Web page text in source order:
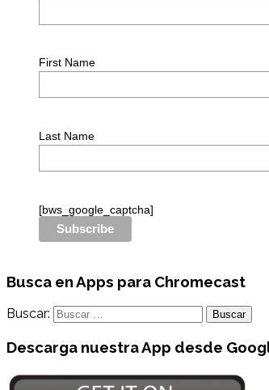
First Name
Last Name
[bws_google_captcha]
Busca en Apps para Chromecast
Buscar:
Descarga nuestra App desde